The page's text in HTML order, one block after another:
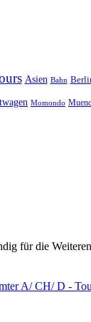
Asien Bahn
Momondo
für die
A/ CH/ D -